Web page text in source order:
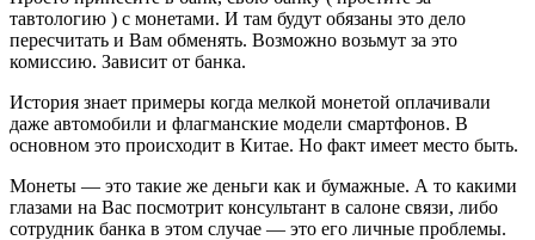
тавтологию ) с монетами. И там будут обязаны это дело
пересчитать и Вам обменять. Возможно возьмут за это
комиссию. Зависит от банка.
История знает примеры когда мелкой монетой оплачивали
даже автомобили и флагманские модели смартфонов. В
основном это происходит в Китае. Но факт имеет место быть.
Монеты — это такие же деньги как и бумажные. А то какими
глазами на Вас посмотрит консультант в салоне связи, либо
сотрудник банка в этом случае — это его личные проблемы.